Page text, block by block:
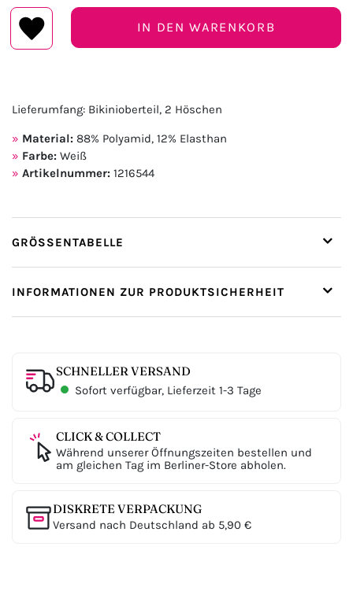
IN DEN WARENKORB
Lieferumfang: Bikinioberteil, 2 Höschen
Material: 88% Polyamid, 12% Elasthan
Farbe: Weiß
Artikelnummer: 1216544
GRÖSSENTABELLE
INFORMATIONEN ZUR PRODUKTSICHERHEIT
SCHNELLER VERSAND
Sofort verfügbar, Lieferzeit 1-3 Tage
CLICK & COLLECT
Während unserer Öffnungszeiten bestellen und
am gleichen Tag im Berliner-Store abholen.
DISKRETE VERPACKUNG
Versand nach Deutschland ab 5,90 €